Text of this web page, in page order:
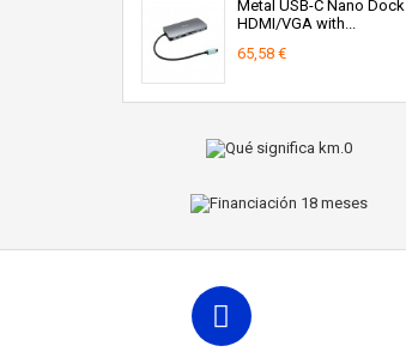
Metal USB-C Nano Dock
HDMI/VGA with...
65,58 €